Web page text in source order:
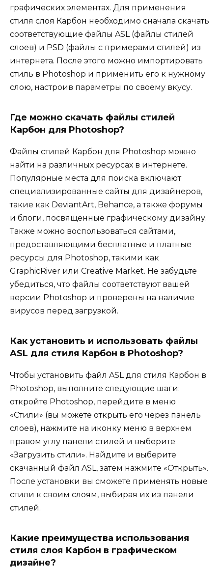
графических элементах. Для применения
стиля слоя Карбон необходимо сначала скачать
соответствующие файлы ASL (файлы стилей
слоев) и PSD (файлы с примерами стилей) из
интернета. После этого можно импортировать
стиль в Photoshop и применить его к нужному
слою, настроив параметры по своему вкусу.
Где можно скачать файлы стилей
Карбон для Photoshop?
Файлы стилей Карбон для Photoshop можно
найти на различных ресурсах в интернете.
Популярные места для поиска включают
специализированные сайты для дизайнеров,
такие как DeviantArt, Behance, а также форумы
и блоги, посвященные графическому дизайну.
Также можно воспользоваться сайтами,
предоставляющими бесплатные и платные
ресурсы для Photoshop, такими как
GraphicRiver или Creative Market. Не забудьте
убедиться, что файлы соответствуют вашей
версии Photoshop и проверены на наличие
вирусов перед загрузкой.
Как установить и использовать файлы
ASL для стиля Карбон в Photoshop?
Чтобы установить файл ASL для стиля Карбон в
Photoshop, выполните следующие шаги:
откройте Photoshop, перейдите в меню
«Стили» (вы можете открыть его через панель
слоев), нажмите на иконку меню в верхнем
правом углу панели стилей и выберите
«Загрузить стили». Найдите и выберите
скачанный файл ASL, затем нажмите «Открыть».
После установки вы сможете применять новые
стили к своим слоям, выбирая их из панели
стилей.
Какие преимущества использования
стиля слоя Карбон в графическом
дизайне?